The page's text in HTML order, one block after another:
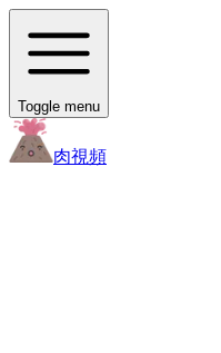
Toggle menu
肉視頻